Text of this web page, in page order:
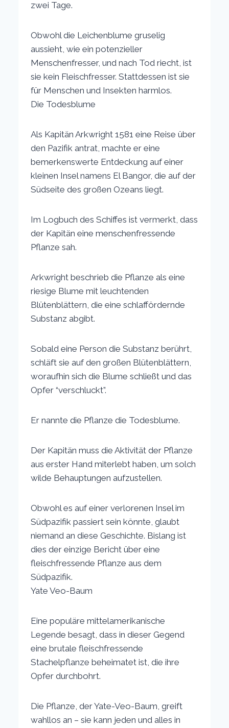
zwei Tage.
Obwohl die Leichenblume gruselig
aussieht, wie ein potenzieller
Menschenfresser, und nach Tod riecht, ist
sie kein Fleischfresser. Stattdessen ist sie
für Menschen und Insekten harmlos.
Die Todesblume
Als Kapitän Arkwright 1581 eine Reise über
den Pazifik antrat, machte er eine
bemerkenswerte Entdeckung auf einer
kleinen Insel namens El Bangor, die auf der
Südseite des großen Ozeans liegt.
Im Logbuch des Schiffes ist vermerkt, dass
der Kapitän eine menschenfressende
Pflanze sah.
Arkwright beschrieb die Pflanze als eine
riesige Blume mit leuchtenden
Blütenblättern, die eine schlaffördernde
Substanz abgibt.
Sobald eine Person die Substanz berührt,
schläft sie auf den großen Blütenblättern,
woraufhin sich die Blume schließt und das
Opfer “verschluckt”.
Er nannte die Pflanze die Todesblume.
Der Kapitän muss die Aktivität der Pflanze
aus erster Hand miterlebt haben, um solch
wilde Behauptungen aufzustellen.
Obwohl es auf einer verlorenen Insel im
Südpazifik passiert sein könnte, glaubt
niemand an diese Geschichte. Bislang ist
dies der einzige Bericht über eine
fleischfressende Pflanze aus dem
Südpazifik.
Yate Veo-Baum
Eine populäre mittelamerikanische
Legende besagt, dass in dieser Gegend
eine brutale fleischfressende
Stachelpflanze beheimatet ist, die ihre
Opfer durchbohrt.
Die Pflanze, der Yate-Veo-Baum, greift
wahllos an – sie kann jeden und alles in